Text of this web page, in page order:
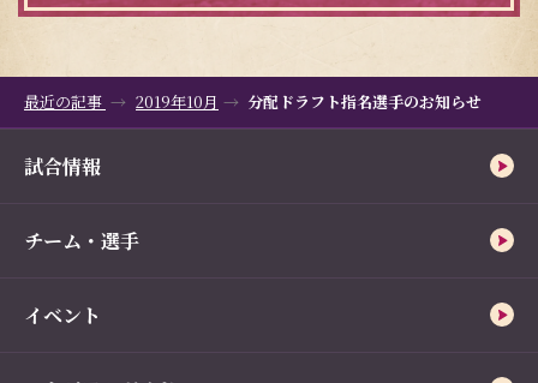
最近の記事 2019年10月 分配ドラフト指名選手のお知らせ
試合情報
チーム・選手
イベント